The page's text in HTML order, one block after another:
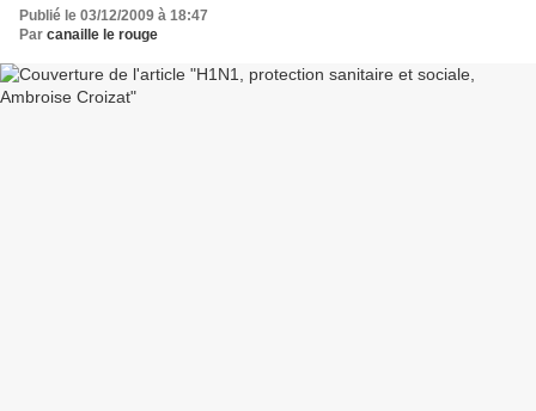
Publié le 03/12/2009 à 18:47
Par canaille le rouge